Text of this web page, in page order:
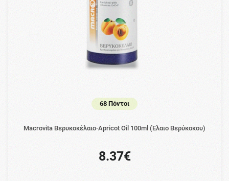
68 Πόντοι
Macrovita Βερυκοκέλαιο-Apricot Oil 100ml (Έλαιο Βερύκοκου)
8.37€